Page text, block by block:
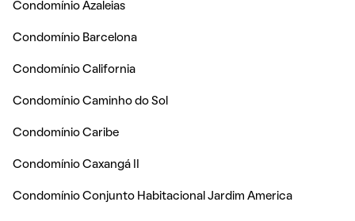
Condomínio Azaleias
Condomínio Barcelona
Condomínio California
Condomínio Caminho do Sol
Condomínio Caribe
Condomínio Caxangá II
Condomínio Conjunto Habitacional Jardim America